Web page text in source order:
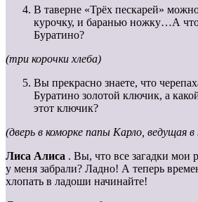
В таверне «Трёх пескарей» можно
курочку, и баранью ножку…А что
Буратино?
(три корочки хлеба)
Вы прекрасно знаете, что
Буратино золотой ключик, а
этот ключик?
(дверь в коморке папы Карло, ведущая
Лиса Алиса . Вы, что все загадки мои
у меня забрали? Ладно! А теперь
хлопать в ладоши начинайте!